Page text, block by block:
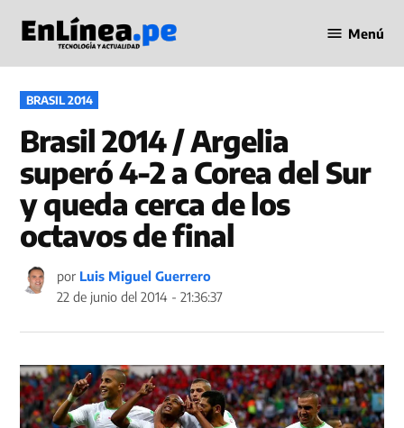
contenido
en Línea
Menú
PUBLICADO
EN
BRASIL 2014
Brasil 2014 / Argelia
superó 4-2 a Corea del Sur
y queda cerca de los
octavos de final
por Luis Miguel Guerrero
22 de junio del 2014 - 21:36:37